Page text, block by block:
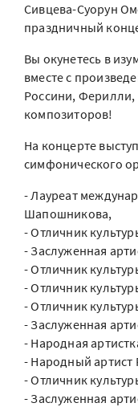
Сивцева-Суорун
праздничный
Вы окунетесь в
вместе с
Россини, Ферилли,
композиторов!
На концерте
симфонического
- Лауреат
Шапошникова,
- Отличник
- Заслуженная
- Отличник
- Отличник
- Отличник
- Заслуженная
- Народная
- Народный артист
- Отличник
- Заслуженная